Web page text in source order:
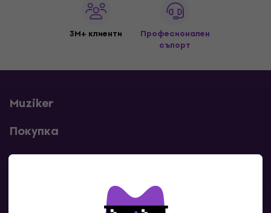
3M+ клиенти
Професионален
съпорт
Muziker
Покупка
Полезни линкове